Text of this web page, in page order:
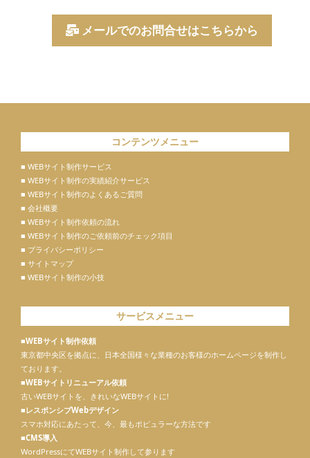
メールでのお問合せはこちらから
コンテンツメニュー
■ WEBサイト制作サービス
■ WEBサイト制作の実績紹介サービス
■ WEBサイト制作のよくあるご質問
■ 会社概要
■ WEBサイト制作依頼の流れ
■ WEBサイト制作のご依頼前のチェック項目
■ プライバシーポリシー
■ サイトマップ
■ WEBサイト制作の小技
サービスメニュー
■WEBサイト制作依頼
東京都中央区を拠点に、日本全国様々な業種のお客様のホームページを制作し
ております。
■WEBサイトリニューアル依頼
古いWEBサイトを、きれいなWEBサイトに!
■レスポンシブWebデザイン
スマホ対応にあたって、今、最もポピュラーな方法です
■CMS導入
WordPressにてWEBサイト制作して参ります